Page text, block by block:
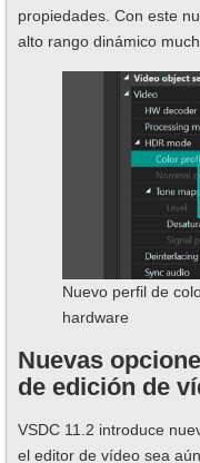
propiedades. Con este
alto rango dinámico
Nuevo perfil de
hardware
Nuevas
de edición de
VSDC 11.2 introduce
el editor de vídeo sea